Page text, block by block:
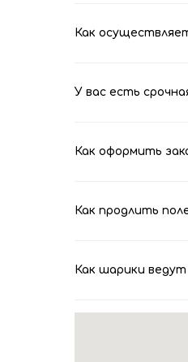
Как
У вас есть
Как оформить
Как продлить
Как шарики